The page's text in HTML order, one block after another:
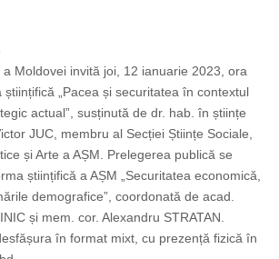
Moldovei invită joi, 12 ianuarie 2023, ora
„Pacea și securitatea în contextul
actual”, susținută de dr. hab. în științe
JUC, membru al Secției Științe Sociale,
și Arte a AȘM. Prelegerea publică se
științifică a AȘM „Securitatea economică,
demografice”, coordonată de acad.
și mem. cor. Alexandru STRATAN.
în format mixt, cu prezență fizică în